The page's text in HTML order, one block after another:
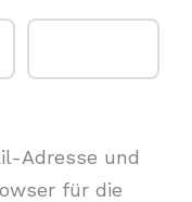
Adresse und
für die